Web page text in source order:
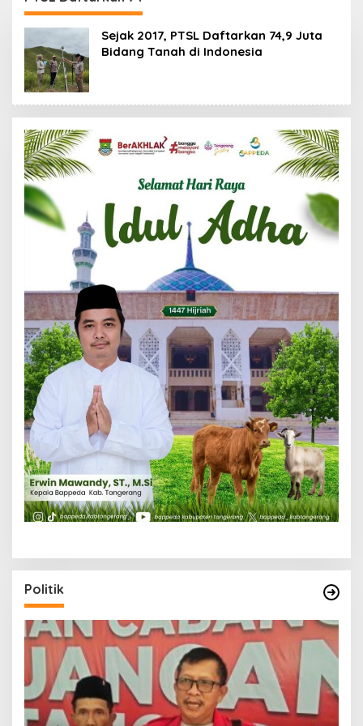
88,44 Persen
Sejak 2017, PTSL Daftarkan 74,9 Juta
Bidang Tanah di Indonesia
Politik